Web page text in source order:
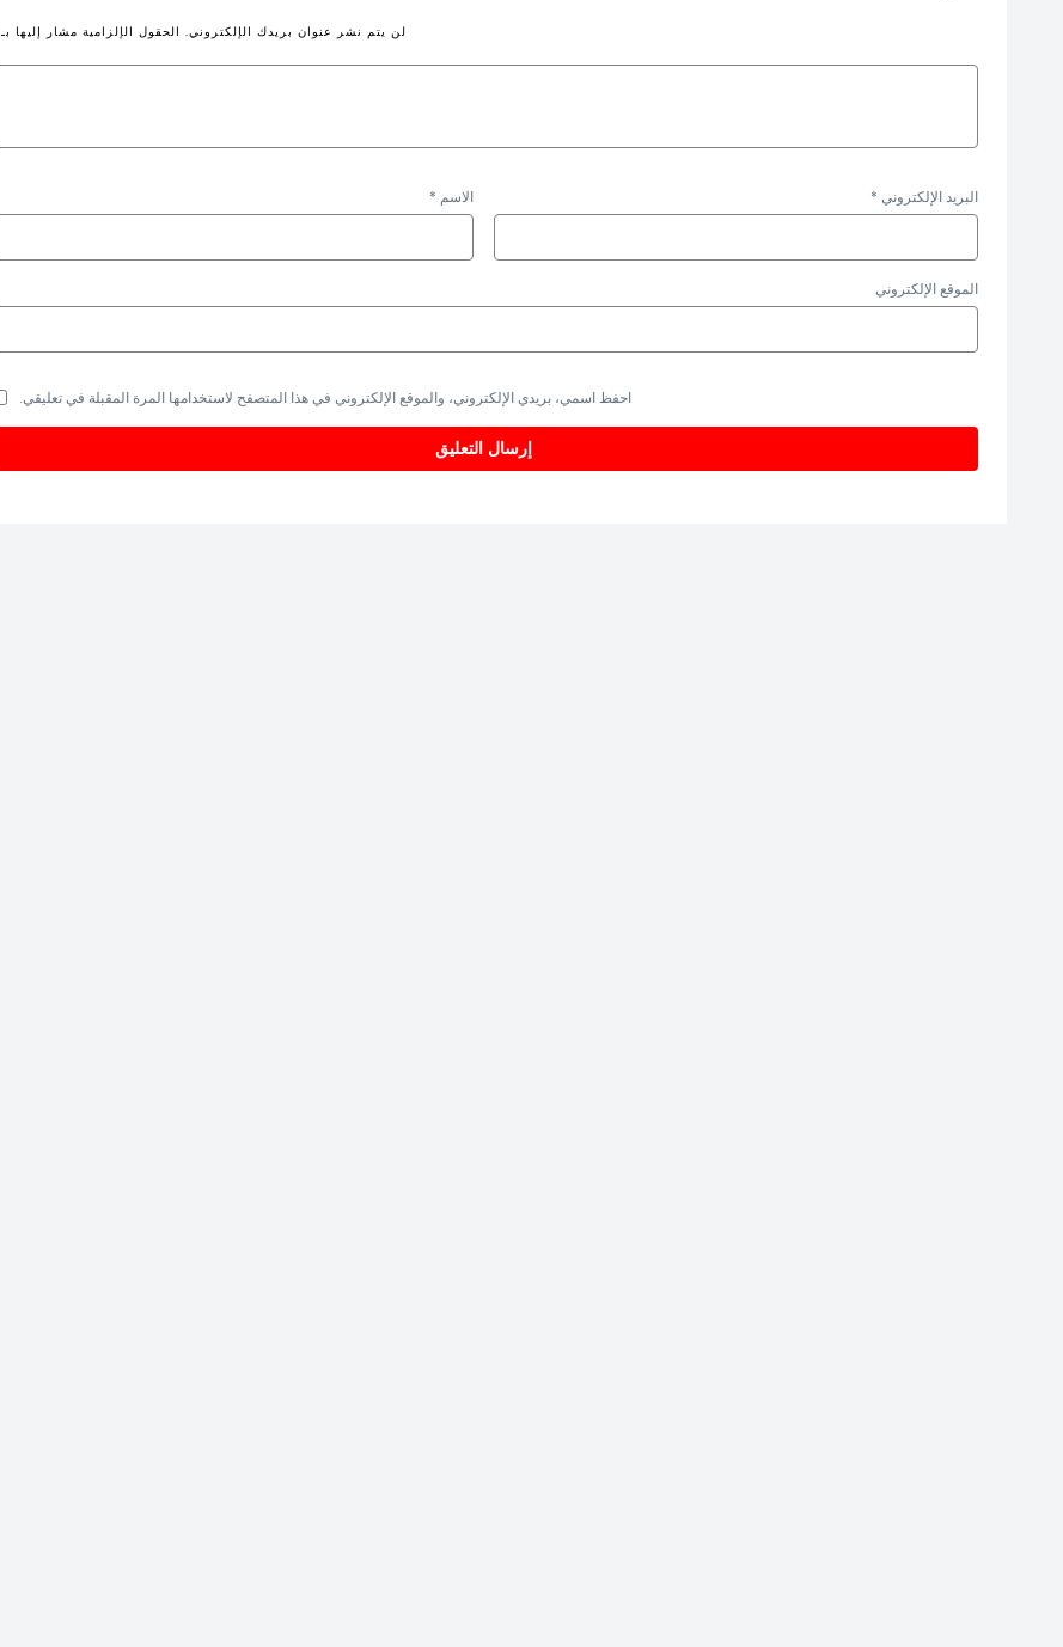
لن يتم نشر عنوان بريدك الإلكتروني. الحقول الإلزامية مشار إليها بـ
الاسم * البريد الإلكتروني *
الموقع الإلكتروني
احفظ اسمي، بريدي الإلكتروني، والموقع الإلكتروني في هذا المتصفح لاستخدامها المرة المقبلة في تعليقي.